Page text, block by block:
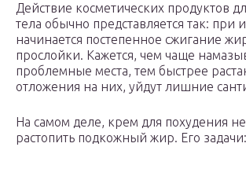
Действие косметических продуктов
тела обычно представляется так: при
начинается постепенное сжигание
прослойки. Кажется, чем чаще
проблемные места, тем быстрее
отложения на них, уйдут лишние
На самом деле, крем для похудения
растопить подкожный жир. Его задачи: